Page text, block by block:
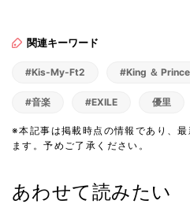
関連キーワード
#Kis-My-Ft2 #King ＆ Prince
#音楽 #EXILE 優里
※本記事は掲載時点の情報であり、
ます。予めご了承ください。
あわせて読みたい